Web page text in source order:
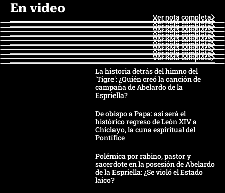
En video
Ver nota completa
Ver nota completa
Ver nota completa
Ver nota completa
Ver nota completa
Ver nota completa
Ver nota completa
Ver nota completa
Ver nota completa
Ver nota completa
La historia detrás del himno del
'Tigre': ¿Quién creó la canción de
campaña de Abelardo de la
Espriella?
De obispo a Papa: así será el
histórico regreso de León XIV a
Chiclayo, la cuna espiritual del
Pontífice
Polémica por rabino, pastor y
sacerdote en la posesión de Abelardo
de la Espriella: ¿Se violó el Estado
laico?